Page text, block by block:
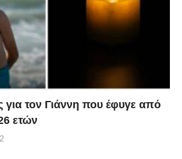
για τον Γιάννη που έφυγε από
ετών